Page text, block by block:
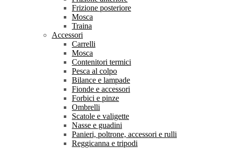
Frizione posteriore
Mosca
Traina
Accessori
Carrelli
Mosca
Contenitori termici
Pesca al colpo
Bilance e lampade
Fionde e accessori
Forbici e pinze
Ombrelli
Scatole e valigette
Nasse e guadini
Panieri, poltrone, accessori e rulli
Reggicanna e tripodi